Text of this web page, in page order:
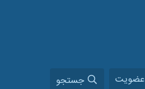
عضویت جستجو